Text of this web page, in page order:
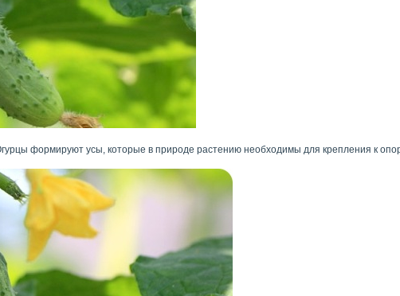
формируют усы, которые в природе растению необходимы для крепления к